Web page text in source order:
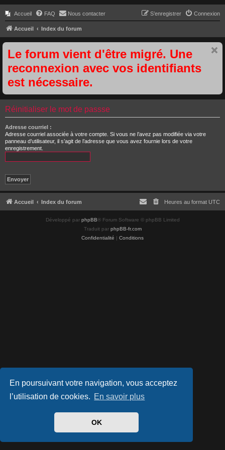
En poursuivant votre navigation, vous acceptez
l’utilisation de cookies. En savoir plus
OK
Accueil FAQ Nous contacter Connexion
S’enregistrer
Accueil Index du forum
Le forum vient d'être migré. Une
reconnexion avec vos identifiants
est nécessaire.
Réinitialiser le mot de passse
Adresse courriel :
Adresse courriel associée à votre compte. Si vous ne l’avez pas modifiée via votre
panneau d’utilisateur, il s’agit de l’adresse que vous avez fournie lors de votre
enregistrement.
Accueil Index du forum Heures au format UTC
Développé par phpBB® Forum Software © phpBB Limited
Traduit par phpBB-fr.com
Confidentialité | Conditions